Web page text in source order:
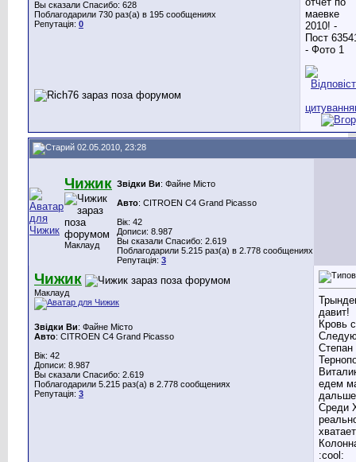
Вы сказали Спасибо: 628
Поблагодарили 730 раз(а) в 195 сообщениях
Репутація: 0
02.05.2010, 23:28
Чижик
Маклауд
Звідки Ви: Файне Місто
Авто: CITROEN C4 Grand Picasso
Вік: 42
Дописи: 8.987
Вы сказали Спасибо: 2.619
Поблагодарили 5.215 раз(а) в 2.778 сообщениях
Репутація: 3
Чижик
Маклауд
Звідки Ви: Файне Місто
Авто: CITROEN C4 Grand Picasso
Вік: 42
Дописи: 8.987
Вы сказали Спасибо: 2.619
Поблагодарили 5.215 раз(а) в 2.778 сообщениях
Репутація: 3
давит!
Кровь
Степан
едем
Среди
:cool: